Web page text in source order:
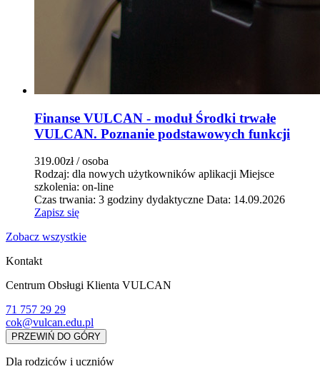
Finanse VULCAN - moduł Środki trwałe
VULCAN. Poznanie podstawowych funkcji
319.00zł / osoba
Rodzaj: dla nowych użytkowników aplikacji Miejsce
szkolenia: on-line
Czas trwania: 3 godziny dydaktyczne Data: 14.09.2026
Zapisz się
Zobacz wszystkie
Kontakt
Centrum Obsługi Klienta VULCAN
71 757 29 29
cok@vulcan.edu.pl
PRZEWIŃ DO GÓRY
Dla rodziców i uczniów